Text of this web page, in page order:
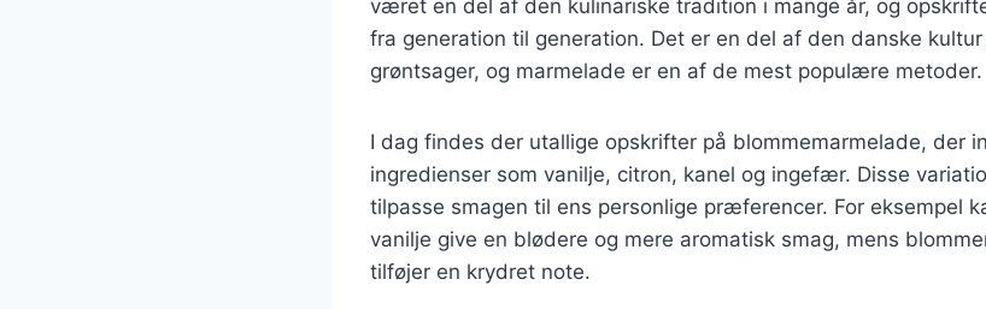
været en del af den kulinariske tradition i mange år, og
fra generation til generation. Det er en del af den danske
grøntsager, og marmelade er en af de mest populære metoder.
I dag findes der utallige opskrifter på blommemarmelade, der
ingredienser som vanilje, citron, kanel og ingefær. Disse
tilpasse smagen til ens personlige præferencer. For eksempel
vanilje give en blødere og mere aromatisk smag, mens
tilføjer en krydret note.